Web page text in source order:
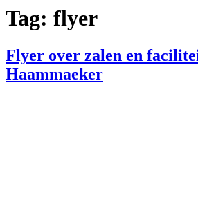
Tag: flyer
Flyer over zalen en
Haammaeker